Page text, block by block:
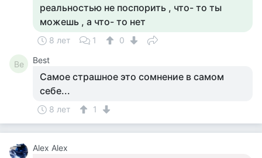
реальностью не поспорить , что- то ты
можешь , а что- то нет
8 лет 1 0
Be Best
Самое страшное это сомнение в самом
себе...
8 лет 1
Alex Alex